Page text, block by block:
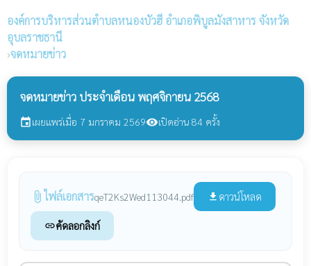
องค์การบริหารส่วนตำบลหนองบัวฮี อำเภอพิบูลมังสาหาร จังหวัด
อุบลราชธานี
›จดหมายข่าว
จดหมายข่าว ประจำเดือน พฤศจิกายน 2568
eventเผยแพร่เมื่อ 7 มกราคม 2569visibilityเปิดอ่าน 84 ครั้ง
attach_file ไฟล์เอกสารqeT2Ks2Wed113044.pdf file_download ดาวน์โหลด
linkคัดลอกลิงก์